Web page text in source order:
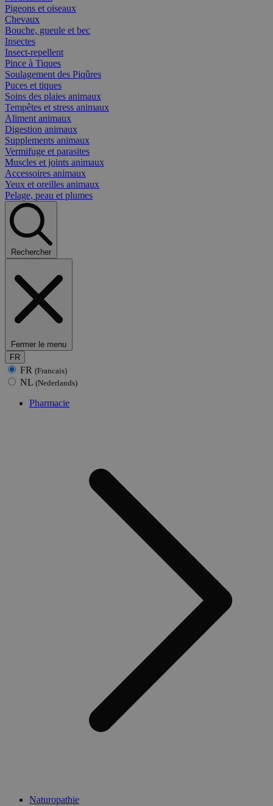
Pigeons et oiseaux
Chevaux
Bouche, gueule et bec
Insectes
Insect-repellent
Pince à Tiques
Soulagement des Piqûres
Puces et tiques
Soins des plaies animaux
Tempêtes et stress animaux
Aliment animaux
Digestion animaux
Supplements animaux
Vermifuge et parasites
Muscles et joints animaux
Accessoires animaux
Yeux et oreilles animaux
Pelage, peau et plumes
Rechercher
Fermer le menu
FR
FR (Francais)
NL (Nederlands)
Pharmacie
Naturopathie